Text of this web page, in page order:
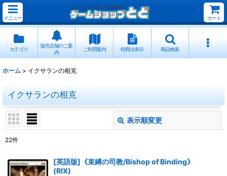
メニュー カート
カテゴリ
販売店舗のご案
内
ご利用案内 特商法表示 商品検索
ホーム > イクサランの相克
イクサランの相克
表示順変更
22件
[英語版]《束縛の司教/Bishop of Binding》
(RIX)